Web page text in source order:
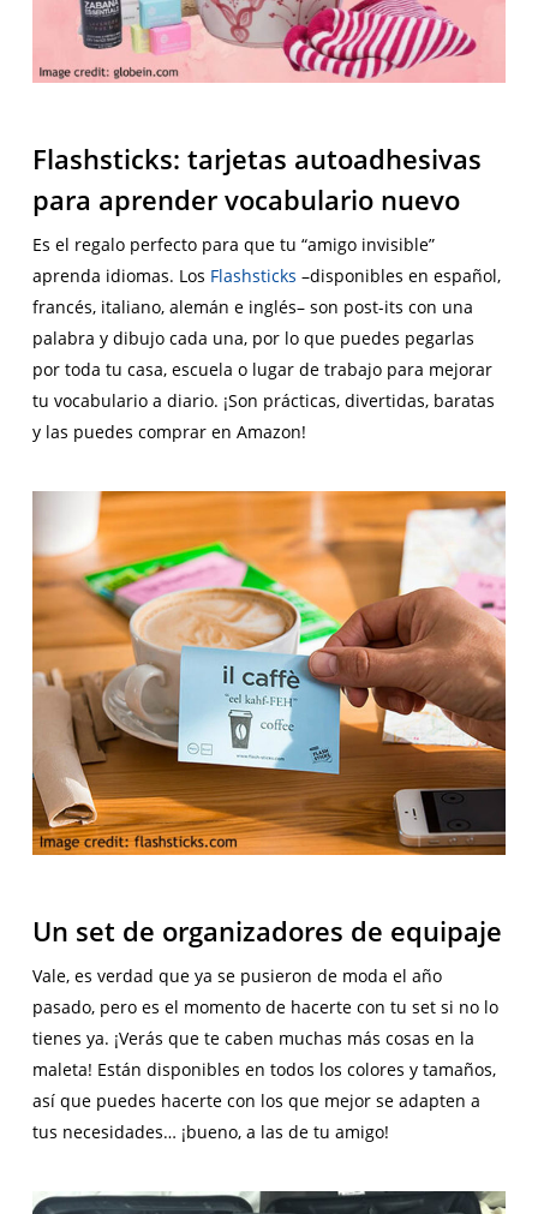
Flashsticks: tarjetas autoadhesivas
para aprender vocabulario nuevo
Es el regalo perfecto para que tu “amigo invisible”
aprenda idiomas. Los Flashsticks –disponibles en español,
francés, italiano, alemán e inglés– son post-its con una
palabra y dibujo cada una, por lo que puedes pegarlas
por toda tu casa, escuela o lugar de trabajo para mejorar
tu vocabulario a diario. ¡Son prácticas, divertidas, baratas
y las puedes comprar en Amazon!
Un set de organizadores de equipaje
Vale, es verdad que ya se pusieron de moda el año
pasado, pero es el momento de hacerte con tu set si no lo
tienes ya. ¡Verás que te caben muchas más cosas en la
maleta! Están disponibles en todos los colores y tamaños,
así que puedes hacerte con los que mejor se adapten a
tus necesidades… ¡bueno, a las de tu amigo!